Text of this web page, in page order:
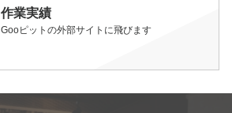
作業実績
Gooピットの外部サイトに飛びます